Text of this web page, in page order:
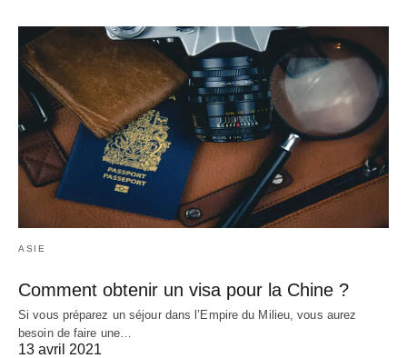
ASIE
Comment obtenir un visa pour la Chine ?
Si vous préparez un séjour dans l’Empire du Milieu, vous aurez
besoin de faire une…
13 avril 2021